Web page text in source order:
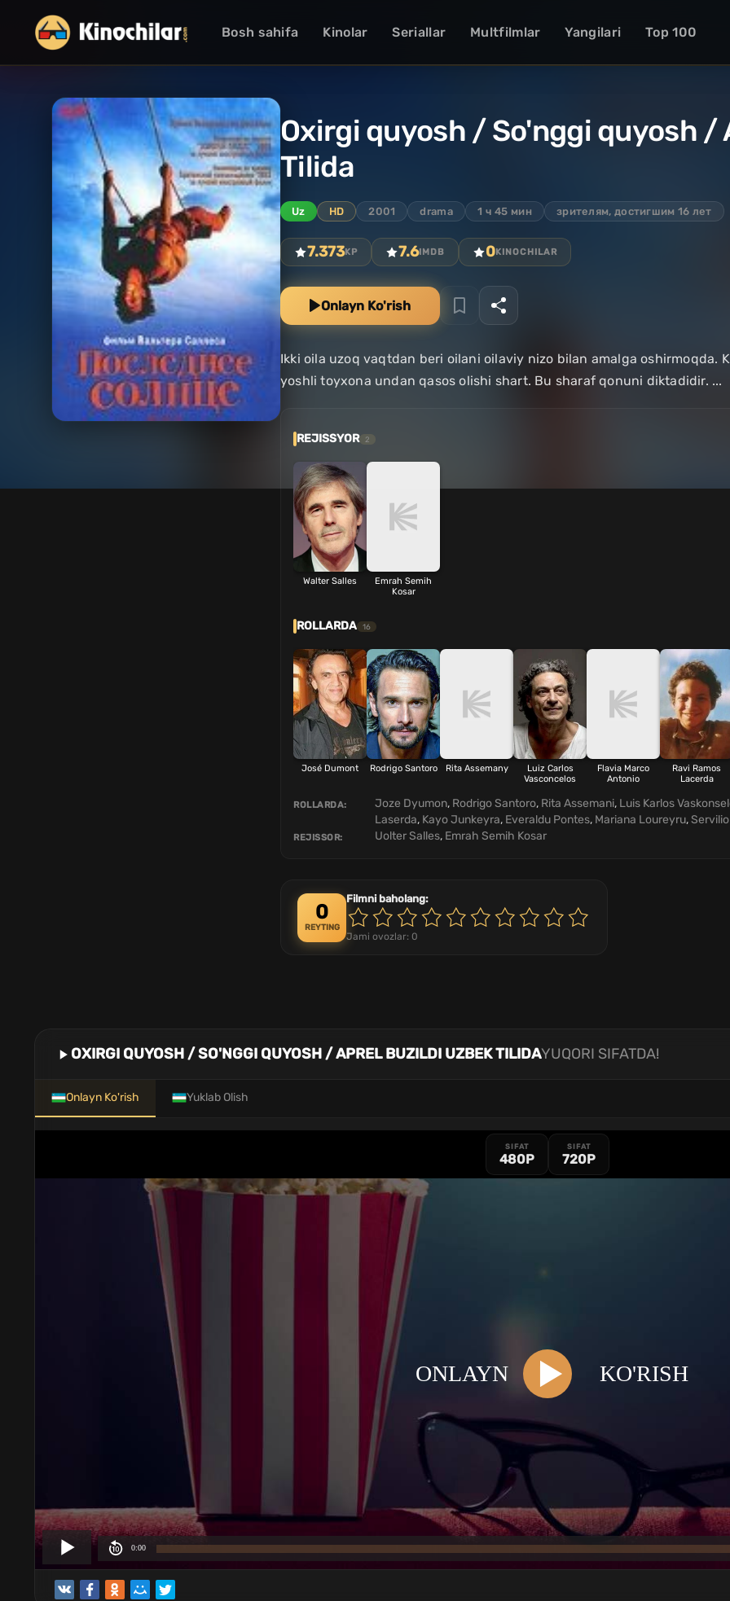
Bosh sahifa Kinolar Seriallar Multfilmlar Yangilari Top 100
Oxirgi quyosh / So'nggi quyosh /
Tilida
Uz HD 2001 drama 1 ч 45 мин зрителям, достигшим 16 лет
7.373KP 7.6IMDB 0KINOCHILAR
Onlayn Ko'rish
Ikki oila uzoq vaqtdan beri oilani oilaviy nizo bilan amalga oshirmoqda.
yoshli toyxona undan qasos olishi shart. Bu sharaf qonuni diktadidir. ...
REJISSYOR 2
Walter Salles
Emrah Semih
Kosar
ROLLARDA 16
José Dumont Rodrigo Santoro Rita Assemany
Luiz Carlos
Vasconcelos
Flavia Marco
Antonio
Ravi Ramos
Lacerda
ROLLARDA: Joze Dyumon, Rodrigo Santoro, Rita Assemani, Luis Karlos
Laserda, Kayo Junkeyra, Everaldu Pontes, Mariana Loureyru,
REJISSOR: Uolter Salles, Emrah Semih Kosar
0
REYTING
Filmni baholang:
Jami ovozlar: 0
OXIRGI QUYOSH / SO'NGGI QUYOSH / APREL BUZILDI UZBEK TILIDAYUQORI SIFATDA!
Onlayn Ko'rish Yuklab Olish
SIFAT
480P
SIFAT
720P